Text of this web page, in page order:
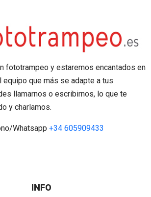
fototrampeo y estaremos encantados en
equipo que más se adapte a tus
llamarnos o escribirnos, lo que te
y charlamos.
Whatsapp +34 605909433
INFO